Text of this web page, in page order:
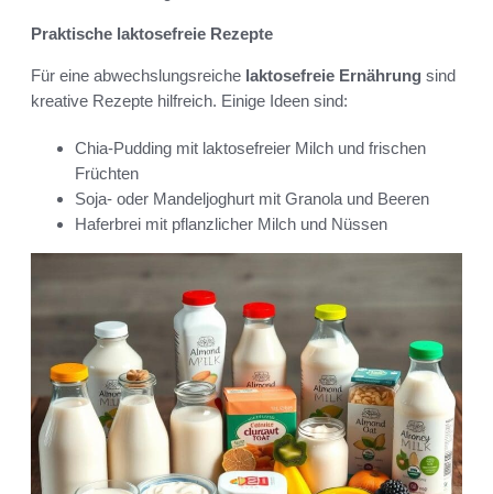
Praktische laktosefreie Rezepte
Für eine abwechslungsreiche laktosefreie Ernährung sind
kreative Rezepte hilfreich. Einige Ideen sind:
Chia-Pudding mit laktosefreier Milch und frischen
Früchten
Soja- oder Mandeljoghurt mit Granola und Beeren
Haferbrei mit pflanzlicher Milch und Nüssen